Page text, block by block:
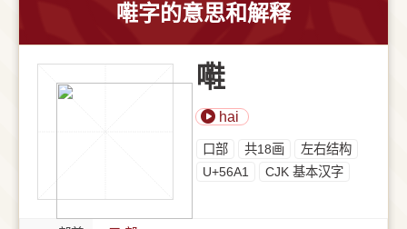
嚡字的意思和解释
嚡
hai
⼝部 共18画
左右结构
U+56A1
CJK 基本汉字